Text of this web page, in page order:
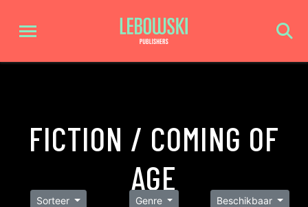
FICTION / COMING OF
AGE
Sorteer Genre Beschikbaar